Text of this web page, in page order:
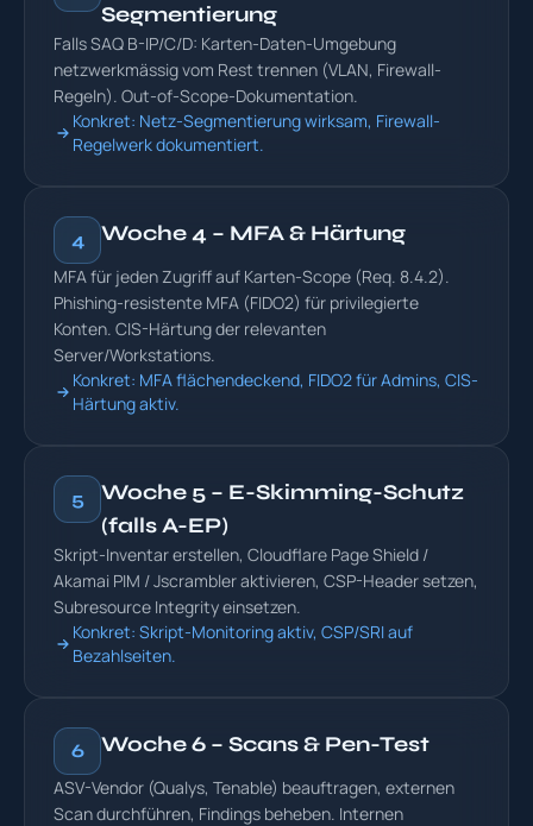
Segmentierung
Falls SAQ B-IP/C/D: Karten-Daten-Umgebung
netzwerkmässig vom Rest trennen (VLAN, Firewall-
Regeln). Out-of-Scope-Dokumentation.
Konkret: Netz-Segmentierung wirksam, Firewall-
Regelwerk dokumentiert.
4 Woche 4 – MFA & Härtung
MFA für jeden Zugriff auf Karten-Scope (Req. 8.4.2).
Phishing-resistente MFA (FIDO2) für privilegierte
Konten. CIS-Härtung der relevanten
Server/Workstations.
Konkret: MFA flächendeckend, FIDO2 für Admins, CIS-
Härtung aktiv.
5
Woche 5 – E-Skimming-Schutz
(falls A-EP)
Skript-Inventar erstellen, Cloudflare Page Shield /
Akamai PIM / Jscrambler aktivieren, CSP-Header setzen,
Subresource Integrity einsetzen.
Konkret: Skript-Monitoring aktiv, CSP/SRI auf
Bezahlseiten.
6 Woche 6 – Scans & Pen-Test
ASV-Vendor (Qualys, Tenable) beauftragen, externen
Scan durchführen, Findings beheben. Internen